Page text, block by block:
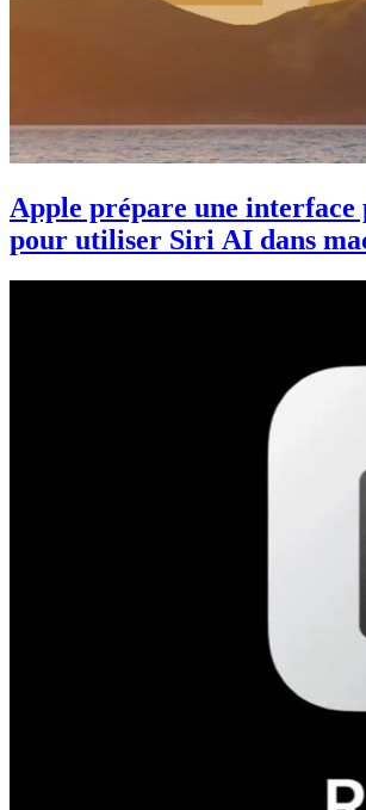
Apple prépare une interface
pour utiliser Siri AI dans